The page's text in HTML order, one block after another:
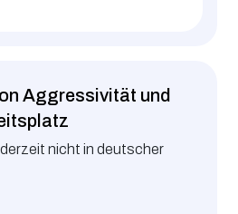
Aggressivität und
nicht in deutscher